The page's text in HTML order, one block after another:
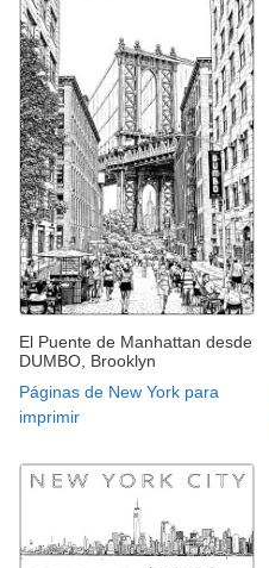
El Puente de Manhattan desde
DUMBO, Brooklyn
Páginas de New York para
imprimir